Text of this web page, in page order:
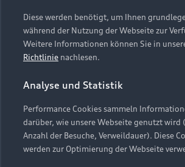
Online-Terminvereinbarung
Servicekontakt
Vertrag widerrufen
Presse & Media Center
Datenschutz
Audi erleben
Newsletter
Impressum Rechtliches
Datenschutzinformation
Cookie-
Cookie-Richtlinie
Barrierefreiheit
Hinweis: Die aktuelle Darstellung und
Embleme am Fahrzeug bei allen
Webseite kann abweichen.
Diese werden benötigt, um Ihnen
während der Nutzung der Webseite zur
Weitere Informationen können Sie in
Richtlinie nachlesen.
Analyse und Statistik
Performance Cookies sammeln
darüber, wie unsere Webseite genutzt wird
Anzahl der Besuche, Verweildauer). Diese
werden zur Optimierung der Webseite